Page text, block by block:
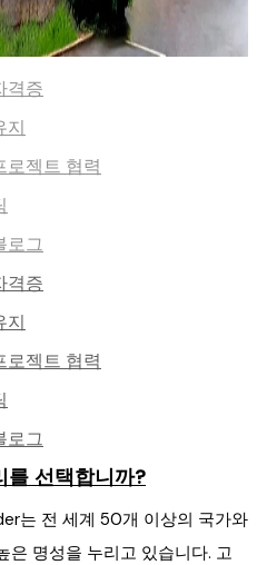
격증
지
로젝트 협력
로그
격증
지
로젝트 협력
로그
를 선택합니까?
는 전 세계 50개 이상의 국가와
은 명성을 누리고 있습니다. 고